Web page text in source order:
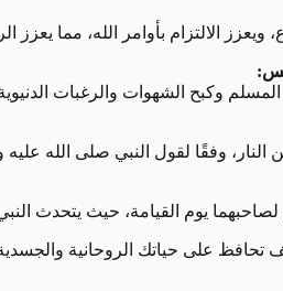
الالتزام بأوامر الله، مما يعزز
وكبح الشهوات والرغبات
النار، وفقًا لقول النبي صلى الله
لصاحبهما يوم القيامة، حيث يتحدث